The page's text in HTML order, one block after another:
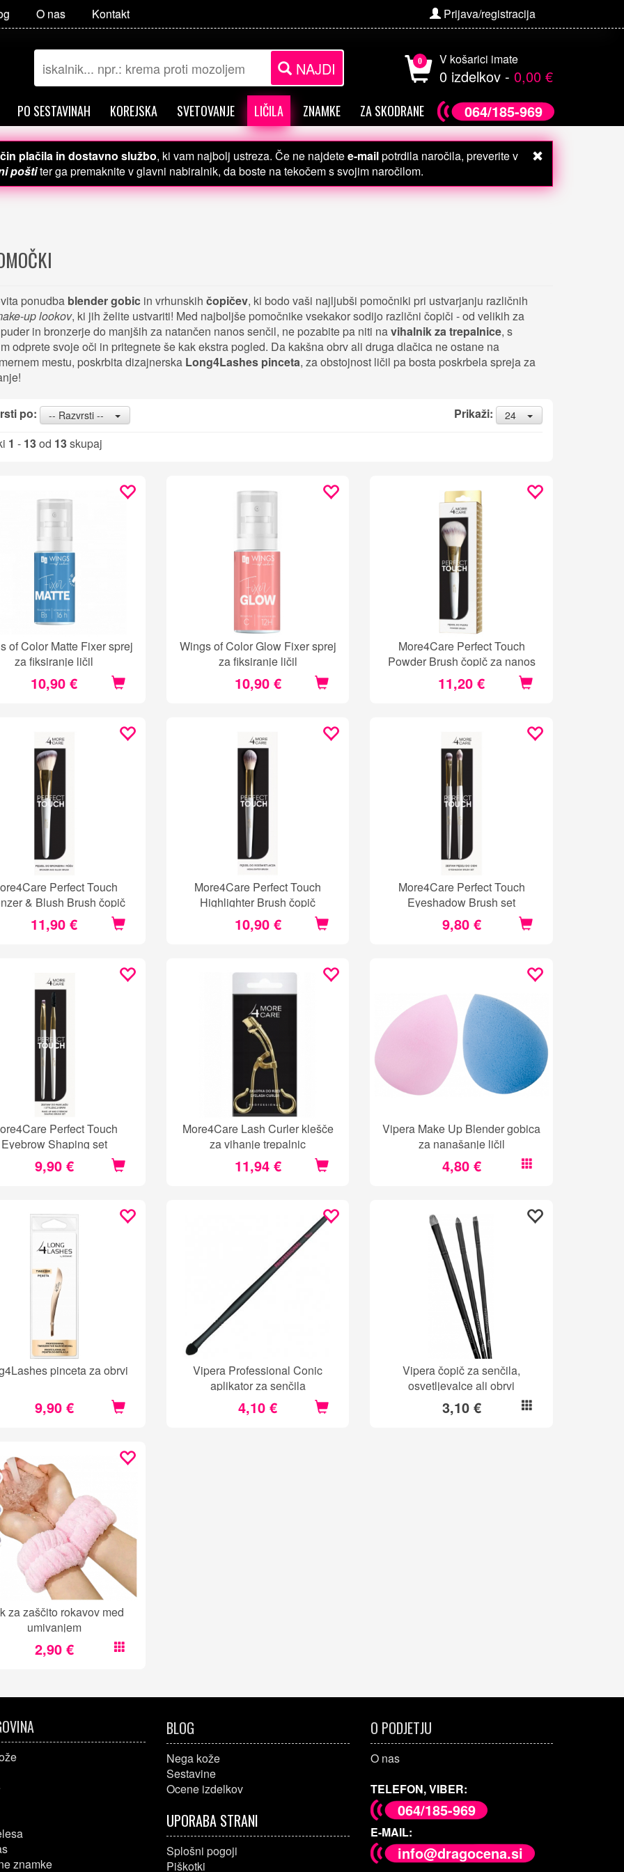
O nas Kontakt Prijava/registracija
NAJDI 0 V košarici imate
0 izdelkov - 0,00 €
PO SESTAVINAH KOREJSKA SVETOVANJE LIČILA ZNAMKE ZA SKODRANE 064/185-969
plačila in dostavno službo, ki vam najbolj ustreza. Če ne najdetee-mailpotrdila naročila, preverite v
poštiter ga premaknite v glavni nabiralnik, da boste na tekočem s svojim naročilom.
ponudba blender gobicin vrhunskih čopičev, ki bodo vaši najljubši pomočniki pri ustvarjanju različnih
up lookov, ki jih želite ustvariti! Med najboljše pomočnike vsekakor sodijo različni čopiči - od velikih za
in bronzerje do manjših za natančen nanos senčil, ne pozabite pa niti navihalnik za trepalnice, s
odprete svoje oči in pritegnete še kak ekstra pogled. Da kakšna obrv ali druga dlačica ne ostane na
mestu, poskrbita dizajnerska Long4Lashes pinceta, za obstojnost ličil pa bosta poskrbela spreja za
po: -- Razvrsti -- Prikaži: 24
1 - 13od 13skupaj
of Color Matte Fixer sprej
za fiksiranje ličil
10,90 €
Wings of Color Glow Fixer sprej
za fiksiranje ličil
10,90 €
More4Care Perfect Touch
Powder Brush čopič za nanos
suhega pudra
11,20 €
Perfect Touch
& Blush Brush čopič
11,90 €
More4Care Perfect Touch
Highlighter Brush čopič
10,90 €
More4Care Perfect Touch
Eyeshadow Brush set
9,80 €
Perfect Touch
Eyebrow Shaping set
9,90 €
More4Care Lash Curler klešče
za vihanje trepalnic
11,94 €
Vipera Make Up Blender gobica
za nanašanje ličil
4,80 €
pinceta za obrvi
9,90 €
Vipera Professional Conic
aplikator za senčila
4,10 €
Vipera čopič za senčila,
osvetljevalce ali obrvi
3,10 €
za zaščito rokavov med
umivanjem
2,90 €
znamke
BLOG
Nega kože
Sestavine
Ocene izdelkov
UPORABA STRANI
Splošni pogoji
Piškotki
O PODJETJU
O nas
TELEFON, VIBER:
064/185-969
E-MAIL:
info@dragocena.si